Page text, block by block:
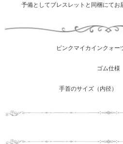
予備としてブレスレットと同梱にてお
ピンクマイカインクォ
ゴム仕様
手首のサイズ（内径）